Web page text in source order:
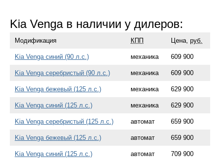
Kia Venga в наличии у дилеров:
Модификация КПП Цена, руб.
Kia Venga синий (90 л.с.) механика 609 900
Kia Venga серебристый (90 л.с.) механика 609 900
Kia Venga бежевый (125 л.с.) механика 629 900
Kia Venga синий (125 л.с.) механика 629 900
Kia Venga серебристый (125 л.с.) автомат 659 900
Kia Venga бежевый (125 л.с.) автомат 659 900
Kia Venga синий (125 л.с.) автомат 709 900